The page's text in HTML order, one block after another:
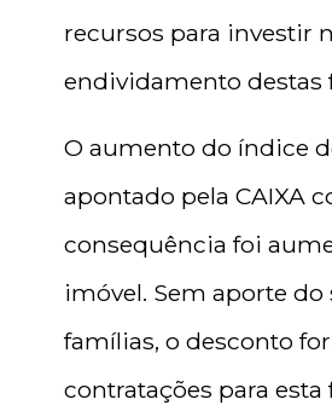
recursos para investir
endividamento destas
O aumento do índice
apontado pela CAIXA
consequência foi
imóvel. Sem aporte
famílias, o desconto
contratações para